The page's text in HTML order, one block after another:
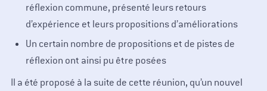
réflexion commune, présenté leurs retours
d’expérience et leurs propositions d’améliorations
Un certain nombre de propositions et de pistes de
réflexion ont ainsi pu être posées
Il a été proposé à la suite de cette réunion, qu’un nouvel